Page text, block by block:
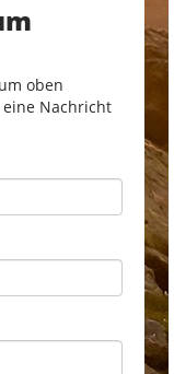
oben
Nachricht